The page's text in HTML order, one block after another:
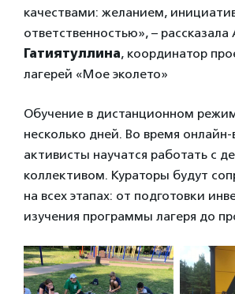
качествами: желанием,
ответственностью», –
Гатиятуллина, координатор
лагерей «Мое эколето»
Обучение в дистанционном
несколько дней. Во время онлайн-
активисты научатся работать с
коллективом. Кураторы будут
на всех этапах: от подготовки
изучения программы лагеря до